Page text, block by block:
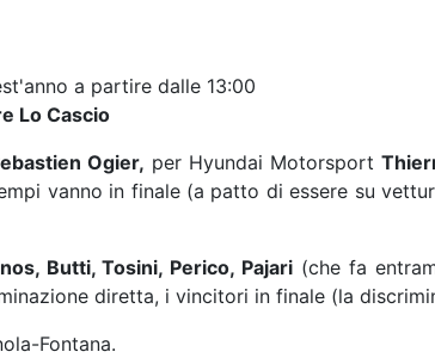
a partire dalle 13:00
Lo Cascio
Ogier, per Hyundai Motorsport
vanno in finale (a patto di essere su
Butti, Tosini, Perico, Pajari (che fa
diretta, i vincitori in finale (la
Fontana.